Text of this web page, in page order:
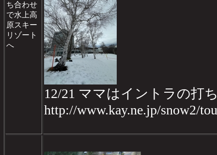
ち合わせ
で水上高
原スキー
リゾート
へ
12/21 ママはイントラの打
http://www.kay.ne.jp/snow2/